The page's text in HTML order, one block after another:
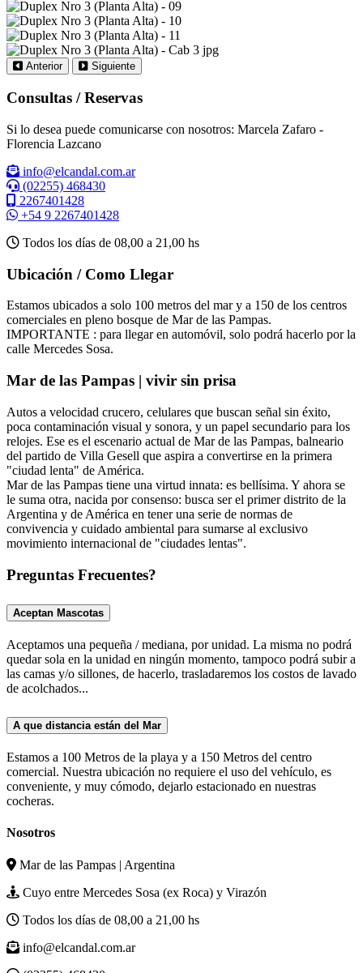
Anterior Siguiente
Consultas / Reservas
Si lo desea puede comunicarse con nosotros: Marcela Zafaro -
Florencia Lazcano
info@elcandal.com.ar
(02255) 468430
2267401428
+54 9 2267401428
Todos los días de 08,00 a 21,00 hs
Ubicación / Como Llegar
Estamos ubicados a solo 100 metros del mar y a 150 de los centros
comerciales en pleno bosque de Mar de las Pampas.
IMPORTANTE : para llegar en automóvil, solo podrá hacerlo por la
calle Mercedes Sosa.
Mar de las Pampas | vivir sin prisa
Autos a velocidad crucero, celulares que buscan señal sin éxito,
poca contaminación visual y sonora, y un papel secundario para los
relojes. Ese es el escenario actual de Mar de las Pampas, balneario
del partido de Villa Gesell que aspira a convertirse en la primera
"ciudad lenta" de América.
Mar de las Pampas tiene una virtud innata: es bellísima. Y ahora se
le suma otra, nacida por consenso: busca ser el primer distrito de la
Argentina y de América en tener una serie de normas de
convivencia y cuidado ambiental para sumarse al exclusivo
movimiento internacional de "ciudades lentas".
Preguntas Frecuentes?
Aceptan Mascotas
Aceptamos una pequeña / mediana, por unidad. La misma no podrá
quedar sola en la unidad en ningún momento, tampoco podrá subir a
las camas y/o sillones, de hacerlo, trasladaremos los costos de lavado
de acolchados...
A que distancia están del Mar
Estamos a 100 Metros de la playa y a 150 Metros del centro
comercial. Nuestra ubicación no requiere el uso del vehículo, es
conveniente, y muy cómodo, dejarlo estacionado en nuestras
cocheras.
Nosotros
Mar de las Pampas | Argentina
Cuyo entre Mercedes Sosa (ex Roca) y Virazón
Todos los días de 08,00 a 21,00 hs
info@elcandal.com.ar